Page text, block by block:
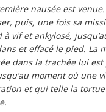
nausée est
puis, une fois sa
vif et ankylosé,
et effacé le pied. La
dans la trachée lui
moment où une
et qui telle la